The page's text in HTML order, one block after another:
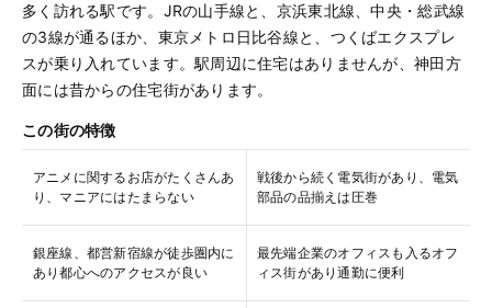
多く訪れる駅です。JRの山手線と、京浜東北線、中央・総武線
の3線が通るほか、東京メトロ日比谷線と、つくばエクスプレ
スが乗り入れています。駅周辺に住宅はありませんが、神田方
面には昔からの住宅街があります。
この街の特徴
アニメに関するお店がたくさんあ
り、マニアにはたまらない
戦後から続く電気街があり、電気
部品の品揃えは圧巻
銀座線、都営新宿線が徒歩圏内に
あり都心へのアクセスが良い
最先端企業のオフィスも入るオフ
ィス街があり通勤に便利